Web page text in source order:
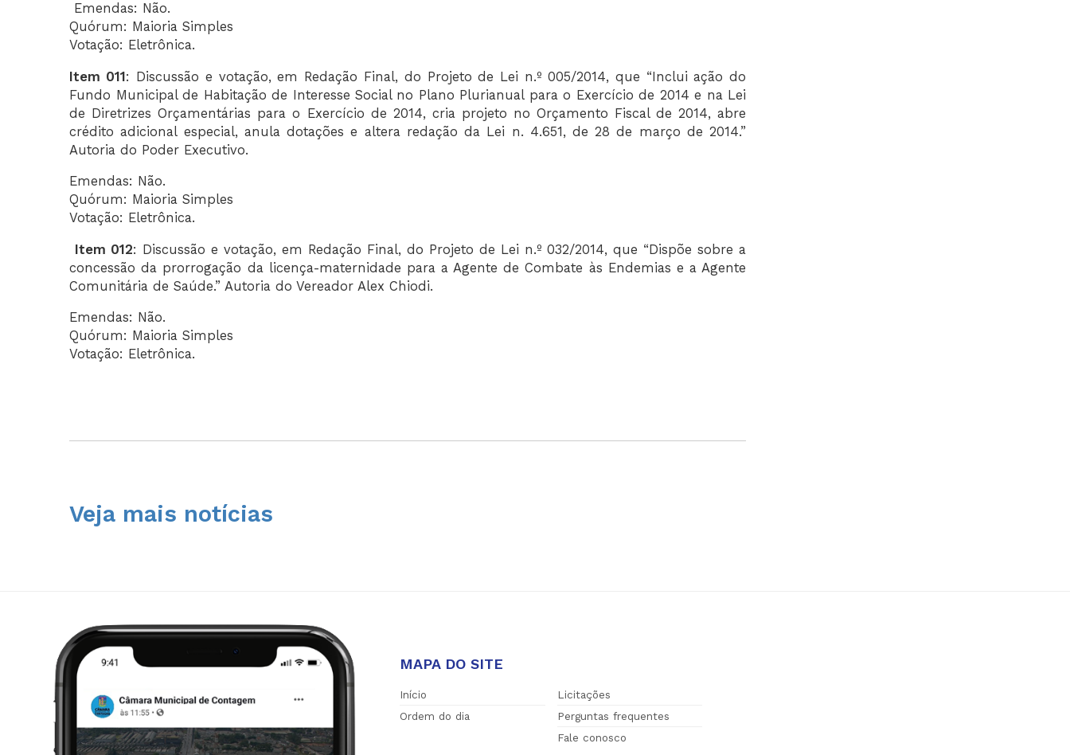
Emendas: Não.
Quórum: Maioria Simples
Votação: Eletrônica.
Item 011: Discussão e votação, em Redação Final, do Projeto de Lei n.º 005/2014, que “Inclui ação do
Fundo Municipal de Habitação de Interesse Social no Plano Plurianual para o Exercício de 2014 e na Lei
de Diretrizes Orçamentárias para o Exercício de 2014, cria projeto no Orçamento Fiscal de 2014, abre
crédito adicional especial, anula dotações e altera redação da Lei n. 4.651, de 28 de março de 2014.”
Autoria do Poder Executivo.
Emendas: Não.
Quórum: Maioria Simples
Votação: Eletrônica.
Item 012: Discussão e votação, em Redação Final, do Projeto de Lei n.º 032/2014, que “Dispõe sobre a
concessão da prorrogação da licença-maternidade para a Agente de Combate às Endemias e a Agente
Comunitária de Saúde.” Autoria do Vereador Alex Chiodi.
Emendas: Não.
Quórum: Maioria Simples
Votação: Eletrônica.
Veja mais notícias
MAPA DO SITE
Início
Ordem do dia
Licitações
Perguntas frequentes
Fale conosco